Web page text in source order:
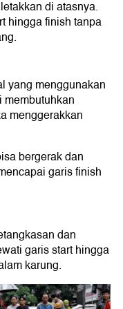
di atasnya.
hingga finish tanpa
yang menggunakan
menggerakkan
bergerak dan
garis finish
dan
garis start hingga
karung.